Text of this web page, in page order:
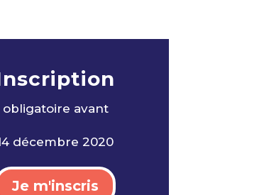
obligatoire avant
décembre 2020
Je m'inscris